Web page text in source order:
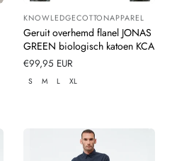
Leverancier:
KNOWLEDGECOTTONAPPAREL
Geruit overhemd flanel JONAS
GREEN biologisch katoen KCA
Normale
prijs
€99,95 EUR
S M L XL